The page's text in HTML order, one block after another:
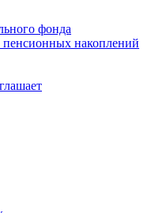
фонда
накоплений